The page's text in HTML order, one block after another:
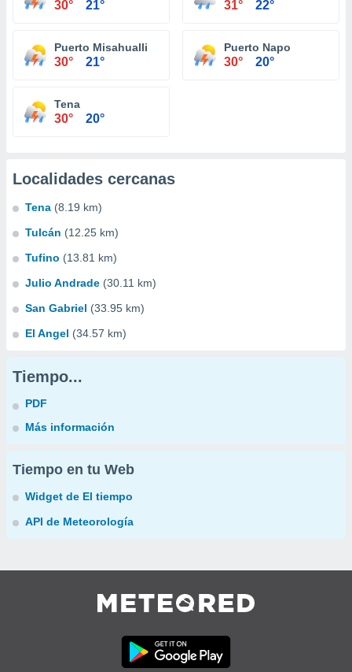
30° 21° 31° 22°
Puerto Misahualli
30° 21°
Puerto Napo
30° 20°
Tena
30° 20°
Localidades cercanas
Tena (8.19 km)
Tulcán (12.25 km)
Tufino (13.81 km)
Julio Andrade (30.11 km)
San Gabriel (33.95 km)
El Angel (34.57 km)
Tiempo...
PDF
Más información
Tiempo en tu Web
Widget de El tiempo
API de Meteorología